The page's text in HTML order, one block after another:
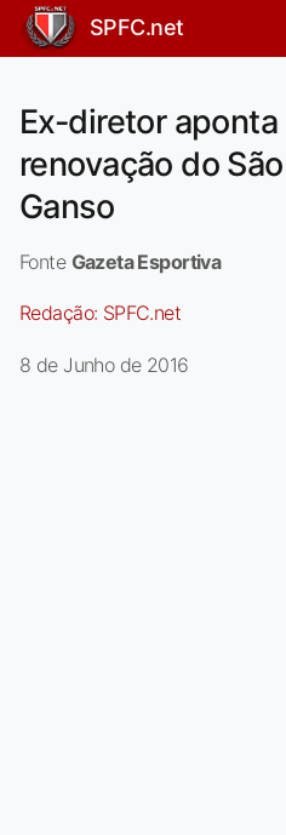
SPFC.net
Ex-diretor aponta
renovação do
Ganso
Fonte Gazeta Esportiva
Redação: SPFC.net
8 de Junho de 2016